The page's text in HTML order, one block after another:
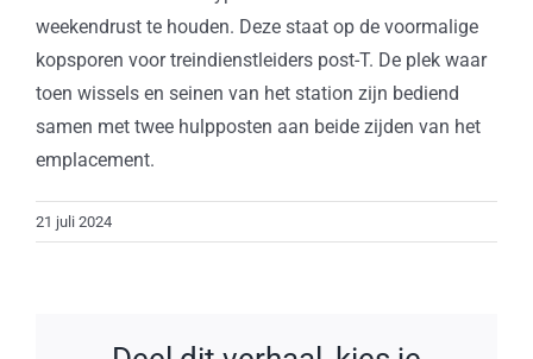
weekendrust te houden. Deze staat op de voormalige
kopsporen voor treindienstleiders post-T. De plek waar
toen wissels en seinen van het station zijn bediend
samen met twee hulpposten aan beide zijden van het
emplacement.
21 juli 2024